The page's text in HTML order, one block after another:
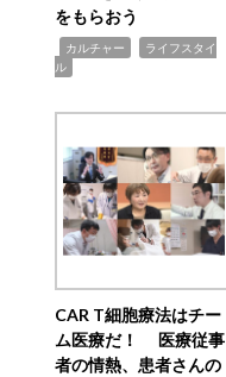
をもらおう
カルチャー
ライフスタイ
ル
CAR T細胞療法はチー
ム医療だ！ 医療従事
者の情熱、患者さんの